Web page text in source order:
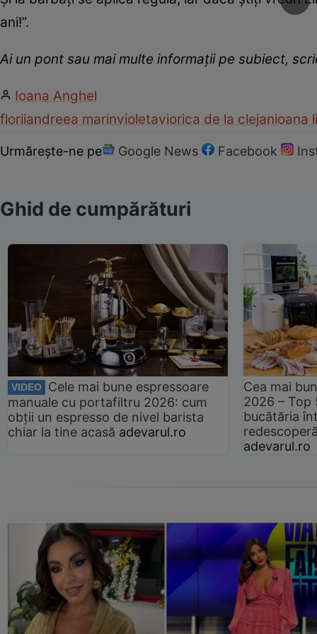
ani!”.
Ai un pont sau mai multe informații pe subiect,
Ioana Anghel
floriiandreea marinvioletaviorica de la clejanioana
Urmărește-ne pe Google News Facebook
Ghid de cumpărături
VIDEO
Cele mai bune espressoare
manuale cu portafiltru 2026: cum
obții un espresso de nivel barista
chiar la tine acasă adevarul.ro
Cea mai
2026 –
bucătăria
adevarul.ro